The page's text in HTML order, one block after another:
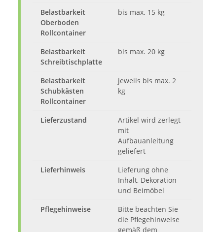
Belastbarkeit
Oberboden
Rollcontainer
bis max. 15 kg
Belastbarkeit
Schreibtischplatte
bis max. 20 kg
Belastbarkeit
Schubkästen
Rollcontainer
jeweils bis max. 2
kg
Lieferzustand
Artikel wird zerlegt
mit
Aufbauanleitung
geliefert
Lieferhinweis
Lieferung ohne
Inhalt, Dekoration
und Beimöbel
Pflegehinweise
Bitte beachten Sie
die Pflegehinweise
gemäß dem